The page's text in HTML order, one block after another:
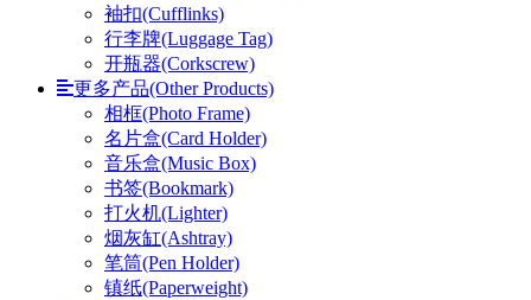
袖扣(Cufflinks)
行李牌(Luggage Tag)
开瓶器(Corkscrew)
更多产品(Other Products)
相框(Photo Frame)
名片盒(Card Holder)
音乐盒(Music Box)
书签(Bookmark)
打火机(Lighter)
烟灰缸(Ashtray)
笔筒(Pen Holder)
镇纸(Paperweight)